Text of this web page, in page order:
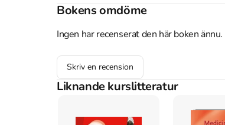
Mer om Montessori today : a
1996 släpptes boken Montessori
adulthoodskriven av
bakom boken ärSchocken.
Montessori today : a
Studentapan och spara
uppåt 30%
Bokens omdöme
Ingen har recenserat den här boken ännu.
Skriv en recension
Liknande kurslitteratur